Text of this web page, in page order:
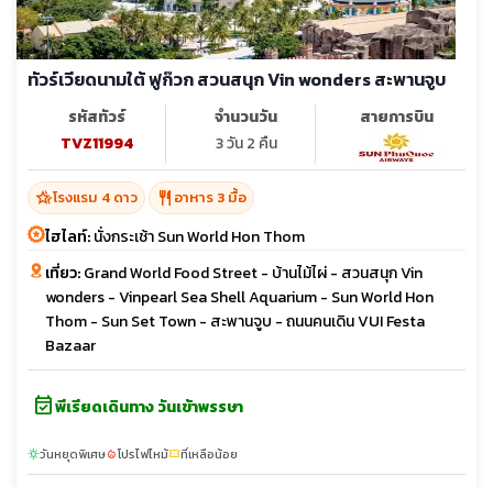
ทัวร์เวียดนามใต้ ฟูก๊วก สวนสนุก Vin wonders สะพานจูบ
รหัสทัวร์
TVZ11994
จำนวนวัน
3 วัน 2 คืน
สายการบิน
hotel_classโรงแรม 4 ดาว restaurant อาหาร 3 มื้อ
ไฮไลท์:นั่งกระเช้า Sun World Hon Thom
เที่ยว:Grand World Food Street - บ้านไม้ไผ่ - สวนสนุก Vin
wonders - Vinpearl Sea Shell Aquarium - Sun World Hon
Thom - Sun Set Town - สะพานจูบ - ถนนคนเดิน VUI Festa
Bazaar
event_availableพีเรียดเดินทาง วันเข้าพรรษา
sunnyวันหยุดพิเศษlocal_fire_departmentโปรไฟไหม้confirmation_numberที่เหลือน้อย